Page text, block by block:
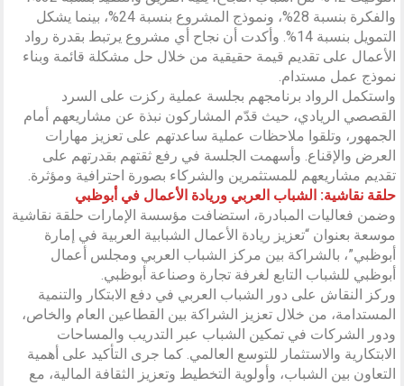
والفكرة بنسبة 28%، ونموذج المشروع بنسبة 24%، بينما يشكل
التمويل بنسبة 14%. وأكدت أن نجاح أي مشروع يرتبط بقدرة رواد
الأعمال على تقديم قيمة حقيقية من خلال حل مشكلة قائمة وبناء
نموذج عمل مستدام.
واستكمل الرواد برنامجهم بجلسة عملية ركزت على السرد
القصصي الريادي، حيث قدّم المشاركون نبذة عن مشاريعهم أمام
الجمهور، وتلقوا ملاحظات عملية ساعدتهم على تعزيز مهارات
العرض والإقناع. وأسهمت الجلسة في رفع ثقتهم بقدرتهم على
تقديم مشاريعهم للمستثمرين والشركاء بصورة احترافية ومؤثرة.
حلقة نقاشية: الشباب العربي وريادة الأعمال في أبوظبي
وضمن فعاليات المبادرة، استضافت مؤسسة الإمارات حلقة نقاشية
موسعة بعنوان “تعزيز ريادة الأعمال الشبابية العربية في إمارة
أبوظبي”، بالشراكة بين مركز الشباب العربي ومجلس أعمال
أبوظبي للشباب التابع لغرفة تجارة وصناعة أبوظبي.
وركز النقاش على دور الشباب العربي في دفع الابتكار والتنمية
المستدامة، من خلال تعزيز الشراكة بين القطاعين العام والخاص،
ودور الشركات في تمكين الشباب عبر التدريب والمساحات
الابتكارية والاستثمار للتوسع العالمي. كما جرى التأكيد على أهمية
التعاون بين الشباب، وأولوية التخطيط وتعزيز الثقافة المالية، مع